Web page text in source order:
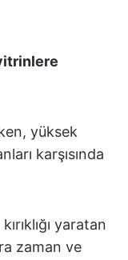
yüksek
karşısında
yaratan
zaman ve